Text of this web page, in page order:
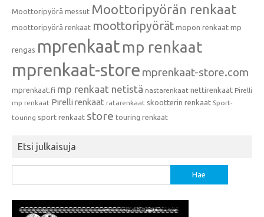
Moottoripyörä messut Moottoripyörän renkaat
moottoripyörä renkaat moottoripyörät mopon renkaat mp
rengas mprenkaat mp renkaat
mprenkaat-store mprenkaat-store.com
mprenkaat.fi mp renkaat netistä nastarenkaat nettirenkaat Pirelli
mp renkaat Pirelli renkaat ratarenkaat skootterin renkaat Sport-
touring sport renkaat store touring renkaat
Etsi julkaisuja